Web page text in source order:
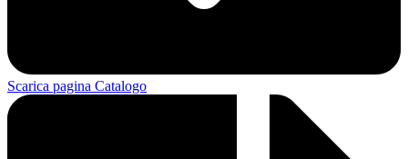
Scarica pagina Catalogo